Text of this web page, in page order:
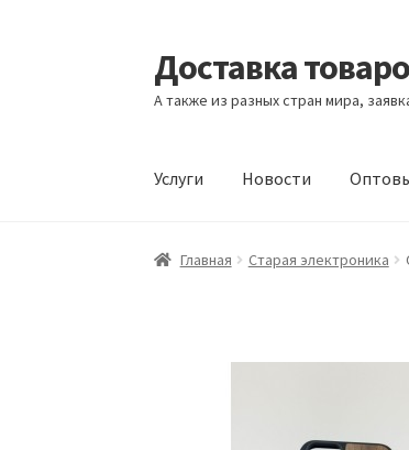
Перейти
к
навигации
Перейти
к
содержимому
Доставка
А также из разных стран мира,
Услуги Новости
Главная Контакты Мой
Главная Старая электроника